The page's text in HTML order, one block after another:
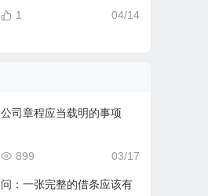
04/14
1
公司章程应当载明的事项
03/17
899
问：一张完整的借条应该有